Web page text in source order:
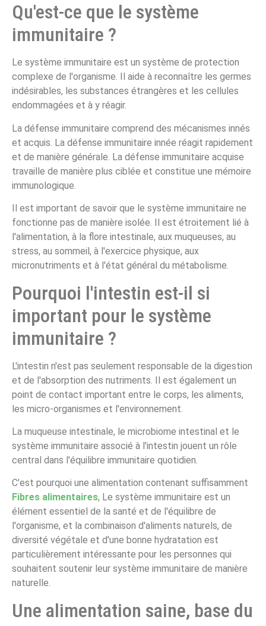
Qu'est-ce que le système
immunitaire ?
Le système immunitaire est un système de protection
complexe de l'organisme. Il aide à reconnaître les germes
indésirables, les substances étrangères et les cellules
endommagées et à y réagir.
La défense immunitaire comprend des mécanismes innés
et acquis. La défense immunitaire innée réagit rapidement
et de manière générale. La défense immunitaire acquise
travaille de manière plus ciblée et constitue une mémoire
immunologique.
Il est important de savoir que le système immunitaire ne
fonctionne pas de manière isolée. Il est étroitement lié à
l'alimentation, à la flore intestinale, aux muqueuses, au
stress, au sommeil, à l'exercice physique, aux
micronutriments et à l'état général du métabolisme.
Pourquoi l'intestin est-il si
important pour le système
immunitaire ?
L'intestin n'est pas seulement responsable de la digestion
et de l'absorption des nutriments. Il est également un
point de contact important entre le corps, les aliments,
les micro-organismes et l'environnement.
La muqueuse intestinale, le microbiome intestinal et le
système immunitaire associé à l'intestin jouent un rôle
central dans l'équilibre immunitaire quotidien.
C'est pourquoi une alimentation contenant suffisamment
Fibres alimentaires, Le système immunitaire est un
élément essentiel de la santé et de l'équilibre de
l'organisme, et la combinaison d'aliments naturels, de
diversité végétale et d'une bonne hydratation est
particulièrement intéressante pour les personnes qui
souhaitent soutenir leur système immunitaire de manière
naturelle.
Une alimentation saine, base du